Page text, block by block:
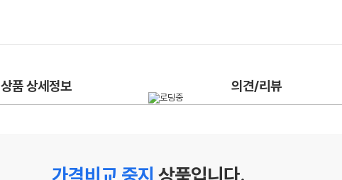
상품 상세정보 의견/리뷰